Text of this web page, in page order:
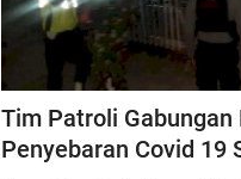
Tim Patroli Gabungan
Penyebaran Covid 19